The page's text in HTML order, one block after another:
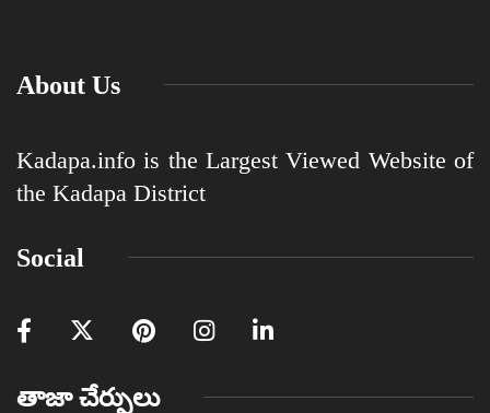
About Us
Kadapa.info is the Largest Viewed Website of
the Kadapa District
Social
తాజా చేర్పులు